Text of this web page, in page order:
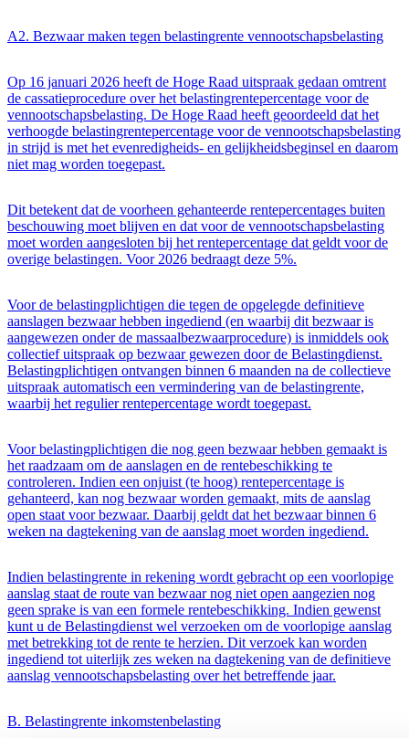
A2. Bezwaar maken tegen belastingrente vennootschapsbelasting
Op 16 januari 2026 heeft de Hoge Raad uitspraak gedaan omtrent
de cassatieprocedure over het belastingrentepercentage voor de
vennootschapsbelasting. De Hoge Raad heeft geoordeeld dat het
verhoogde belastingrentepercentage voor de vennootschapsbelasting
in strijd is met het evenredigheids- en gelijkheidsbeginsel en daarom
niet mag worden toegepast.
Dit betekent dat de voorheen gehanteerde rentepercentages buiten
beschouwing moet blijven en dat voor de vennootschapsbelasting
moet worden aangesloten bij het rentepercentage dat geldt voor de
overige belastingen. Voor 2026 bedraagt deze 5%.
Voor de belastingplichtigen die tegen de opgelegde definitieve
aanslagen bezwaar hebben ingediend (en waarbij dit bezwaar is
aangewezen onder de massaalbezwaarprocedure) is inmiddels ook
collectief uitspraak op bezwaar gewezen door de Belastingdienst.
Belastingplichtigen ontvangen binnen 6 maanden na de collectieve
uitspraak automatisch een vermindering van de belastingrente,
waarbij het regulier rentepercentage wordt toegepast.
Voor belastingplichtigen die nog geen bezwaar hebben gemaakt is
het raadzaam om de aanslagen en de rentebeschikking te
controleren. Indien een onjuist (te hoog) rentepercentage is
gehanteerd, kan nog bezwaar worden gemaakt, mits de aanslag
open staat voor bezwaar. Daarbij geldt dat het bezwaar binnen 6
weken na dagtekening van de aanslag moet worden ingediend.
Indien belastingrente in rekening wordt gebracht op een voorlopige
aanslag staat de route van bezwaar nog niet open aangezien nog
geen sprake is van een formele rentebeschikking. Indien gewenst
kunt u de Belastingdienst wel verzoeken om de voorlopige aanslag
met betrekking tot de rente te herzien. Dit verzoek kan worden
ingediend tot uiterlijk zes weken na dagtekening van de definitieve
aanslag vennootschapsbelasting over het betreffende jaar.
B. Belastingrente inkomstenbelasting